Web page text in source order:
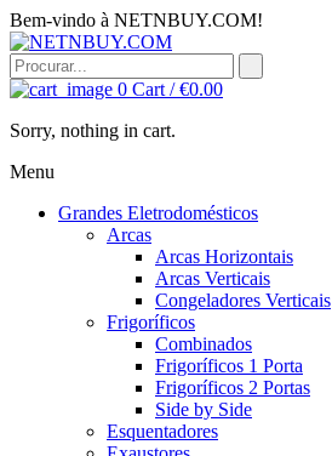
Bem-vindo à NETNBUY.COM!
0 Cart /€0.00
Sorry, nothing in cart.
Menu
Grandes Eletrodomésticos
Arcas
Arcas Horizontais
Arcas Verticais
Congeladores Verticais
Frigoríficos
Combinados
Frigoríficos 1 Porta
Frigoríficos 2 Portas
Side by Side
Esquentadores